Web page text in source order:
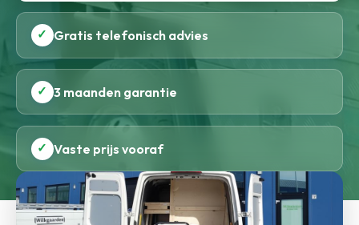
✓ Gratis telefonisch advies
✓ 3 maanden garantie
✓ Vaste prijs vooraf